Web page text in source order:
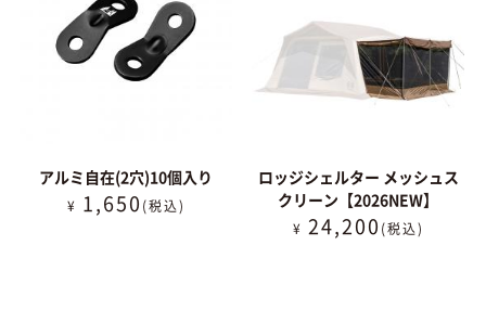
アルミ自在(2穴)10個入り
¥ 1,650 (税込)
ロッジシェルター メッシュス
クリーン【2026NEW】
¥ 24,200 (税込)